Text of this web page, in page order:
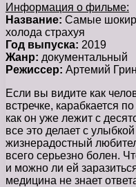
Информация о фильме:
Название: Самые
холода страхуя
Год выпуска: 2019
Жанр: документальный
Режиссер: Артемий
Если вы видите как
встречке, карабкается
как он уже лежит с
все это делает с
жизнерадостный
всего серьезно болен.
и можно ли ей
медицина не знает